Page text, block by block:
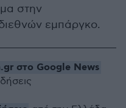
στην
εμπάργκο.
στο Google News